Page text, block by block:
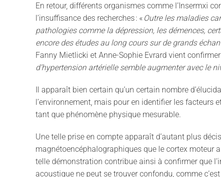
En retour, différents organismes comme l’Insermxi
l’insuffisance des recherches: « Outre les maladies
pathologies comme la dépression, les démences,
encore des études au long cours sur de grands
Fanny Mietlicki et Anne-Sophie Evrard vient
d’hypertension artérielle semble augmenter avec le
Il apparaît bien certain qu’un certain nombre d’
l’environnement, mais pour en identifier les facteurs
tant que phénomène physique mesurable.
Une telle prise en compte apparaît d’autant plus
magnétoencéphalographiques que le cortex moteur
telle démonstration contribue ainsi à confirmer que l’
acoustique ne peut se trouver confondu, comme c’